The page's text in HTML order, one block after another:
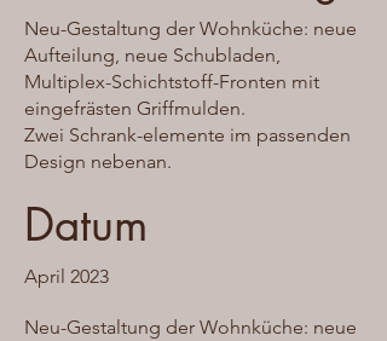
Neu-Gestaltung der Wohnküche: neue
Aufteilung, neue Schubladen,
Multiplex-Schichtstoff-Fronten mit
eingefrästen Griffmulden.
Zwei Schrank-elemente im passenden
Design nebenan.
Datum
April 2023
Neu-Gestaltung der Wohnküche: neue